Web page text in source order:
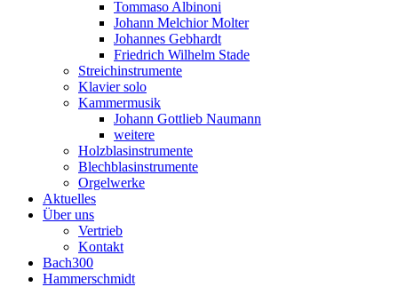
Tommaso Albinoni
Johann Melchior Molter
Johannes Gebhardt
Friedrich Wilhelm Stade
Streichinstrumente
Klavier solo
Kammermusik
Johann Gottlieb Naumann
weitere
Holzblasinstrumente
Blechblasinstrumente
Orgelwerke
Aktuelles
Über uns
Vertrieb
Kontakt
Bach300
Hammerschmidt